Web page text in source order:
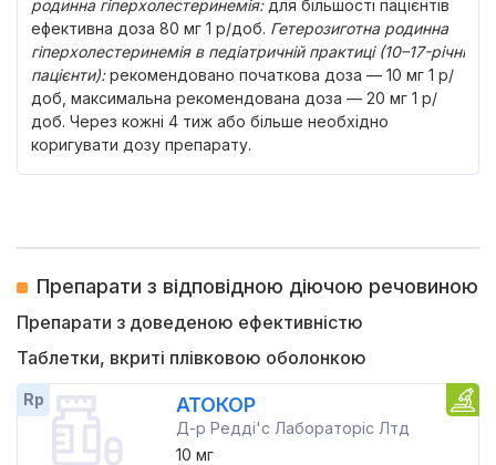
родинна гіперхолестеринемія:для більшості пацієнтів
ефективна доза 80 мг 1 р/доб. Гетерозиготна родинна
гіперхолестеринемія в педіатричній практиці (10–17-річні
пацієнти):рекомендовано початкова доза — 10 мг 1 р/
доб, максимальна рекомендована доза — 20 мг 1 р/
доб. Через кожні 4 тиж або більше необхідно
коригувати дозу препарату.
Препарати з відповідною діючою речовиною
Препарати з доведеною ефективністю
Таблетки, вкриті плівковою оболонкою
Rp АТОКОР
Д-р Редді'с Лабораторіс Лтд
10 мг